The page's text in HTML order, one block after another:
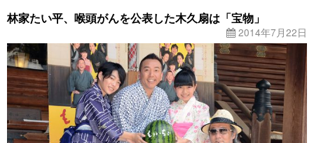
林家たい平、喉頭がんを公表した木久扇は「宝物」
2014年7月22日